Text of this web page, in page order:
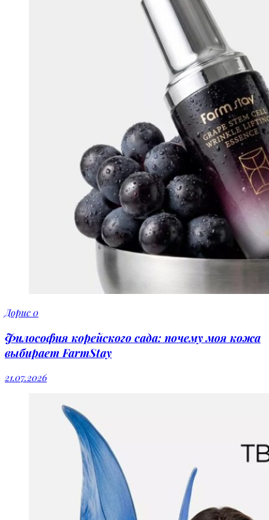
Дорис0
Философия корейского сада: почему моя кожа
выбирает FarmStay
21.07.2026